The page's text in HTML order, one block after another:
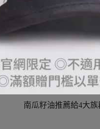
南瓜籽油推薦給4大族